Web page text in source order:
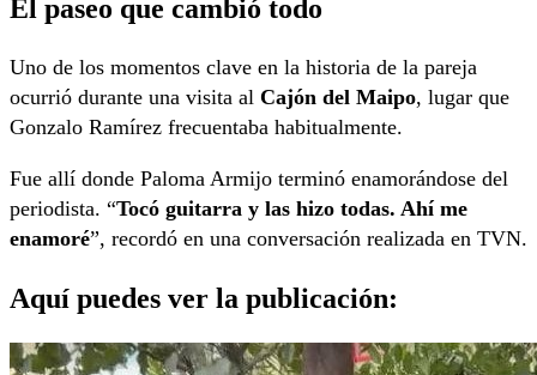
El paseo que cambió todo
Uno de los momentos clave en la historia de la pareja
ocurrió durante una visita al Cajón del Maipo, lugar que
Gonzalo Ramírez frecuentaba habitualmente.
Fue allí donde Paloma Armijo terminó enamorándose del
periodista. “Tocó guitarra y las hizo todas. Ahí me
enamoré”, recordó en una conversación realizada en TVN.
Aquí puedes ver la publicación: